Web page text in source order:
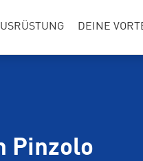
DEINE
Pinzolo